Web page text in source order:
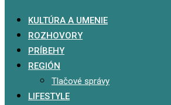
KULTÚRA A UMENIE
ROZHOVORY
PRÍBEHY
REGIÓN
Tlačové správy
LIFESTYLE